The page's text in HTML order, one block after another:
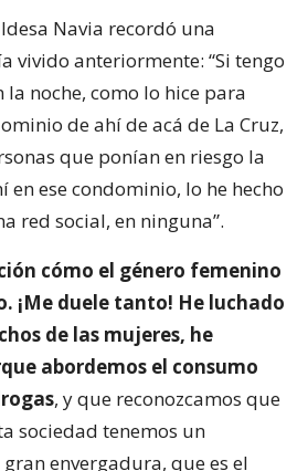
Navia recordó una
vivido anteriormente: “Si tengo
noche, como lo hice para
de ahí de acá de La Cruz,
que ponían en riesgo la
en ese condominio, lo he hecho
red social, en ninguna”.
cómo el género femenino
¡Me duele tanto! He luchado
de las mujeres, he
abordemos el consumo
, y que reconozcamos que
sociedad tenemos un
envergadura, que es el